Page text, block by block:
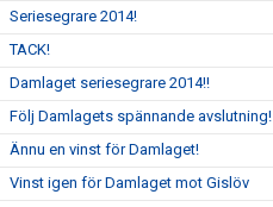
Seriesegrare 2014!
TACK!
Damlaget seriesegrare 2014!!
Följ Damlagets spännande avslutning!
Ännu en vinst för Damlaget!
Vinst igen för Damlaget mot Gislöv